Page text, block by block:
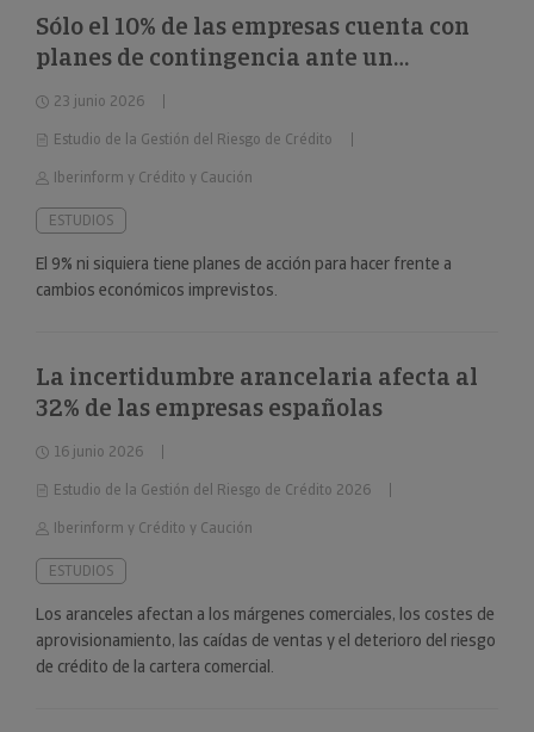
Sólo el 10% de las empresas cuenta con
planes de contingencia ante un
deterioro repentino de la situación
económica
23 junio 2026
Estudio de la Gestión del Riesgo de Crédito
Iberinform y Crédito y Caución
ESTUDIOS
El 9% ni siquiera tiene planes de acción para hacer frente a
cambios económicos imprevistos.
La incertidumbre arancelaria afecta al
32% de las empresas españolas
16 junio 2026
Estudio de la Gestión del Riesgo de Crédito 2026
Iberinform y Crédito y Caución
ESTUDIOS
Los aranceles afectan a los márgenes comerciales, los costes de
aprovisionamiento, las caídas de ventas y el deterioro del riesgo
de crédito de la cartera comercial.